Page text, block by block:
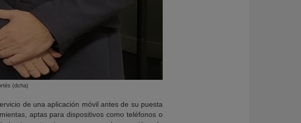
(dcha)
de una aplicación móvil antes de su puesta
aptas para dispositivos como teléfonos o